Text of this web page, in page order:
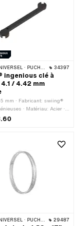
· SACHS · PIAGGIO · ZÜNDAPP BELMONDO · SOLEX · TOMOS · ALPA CHOPPER / TURBO · CILO · DKW · FANTIC 34397
ingenious clé à
/ 4.42 mm
mm · Fabricant: swiing®
· Matériau: Acier ·
au gaz · Longueur
· PUCH · SACHS · ZÜNDAPP BELMONDO 29487